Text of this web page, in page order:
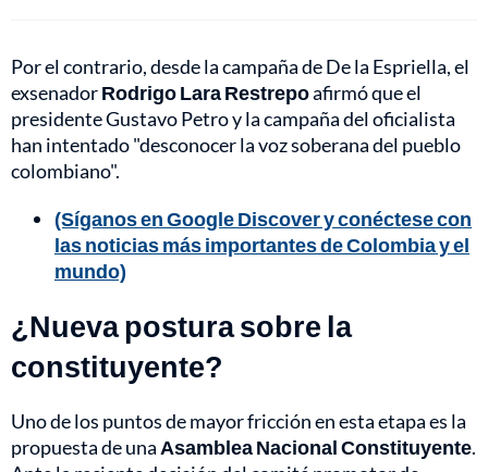
Por el contrario, desde la campaña de De la Espriella, el
exsenadorRodrigo Lara Restrepoafirmó que el
presidente Gustavo Petro y la campaña del oficialista
han intentado "desconocer la voz soberana del pueblo
colombiano".
(Síganos en Google Discover y conéctese con
las noticias más importantes de Colombia y el
mundo)
¿Nueva postura sobre la
constituyente?
Uno de los puntos de mayor fricción en esta etapa es la
propuesta de una Asamblea Nacional Constituyente.